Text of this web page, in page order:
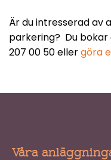
Är du intresserad av
parkering? Du bokar
207 00 50 ellergöra
Våra